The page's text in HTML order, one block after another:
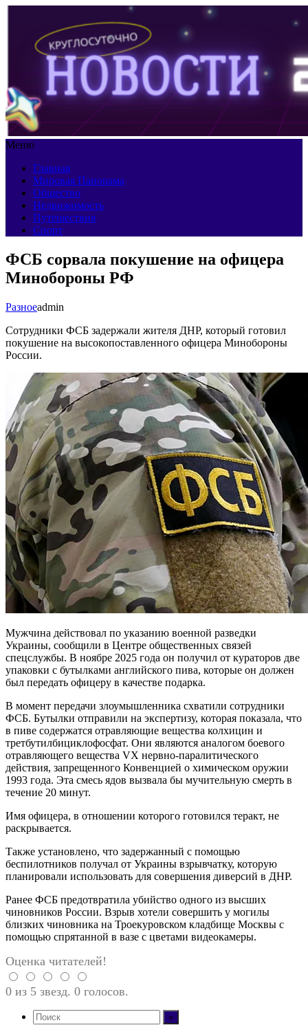
Меню
Главная
Мировая Панорама
Общество
Недвижимость
Путешествия
Спорт
ФСБ сорвала покушение на офицера
Минобороны РФ
Разноеadmin
Сотрудники ФСБ задержали жителя ДНР, который готовил
покушение на высокопоставленного офицера Минобороны
России.
Мужчина действовал по указанию военной разведки
Украины, сообщили в Центре общественных связей
спецслужбы. В ноябре 2025 года он получил от кураторов две
упаковки с бутылками английского пива, которые он должен
был передать офицеру в качестве подарка.
В момент передачи злоумышленника схватили сотрудники
ФСБ. Бутылки отправили на экспертизу, которая показала, что
в пиве содержатся отравляющие вещества колхицин и
третбутилбициклофосфат. Они являются аналогом боевого
отравляющего вещества VX нервно-паралитического
действия, запрещенного Конвенцией о химическом оружии
1993 года. Эта смесь ядов вызвала бы мучительную смерть в
течение 20 минут.
Имя офицера, в отношении которого готовился теракт, не
раскрывается.
Также установлено, что задержанный с помощью
беспилотников получал от Украины взрывчатку, которую
планировали использовать для совершения диверсий в ДНР.
Ранее ФСБ предотвратила убийство одного из высших
чиновников России. Взрыв хотели совершить у могилы
близких чиновника на Троекуровском кладбище Москвы с
помощью спрятанной в вазе с цветами видеокамеры.
Оценка читателей!
0 из 5 звезд. 0 голосов.